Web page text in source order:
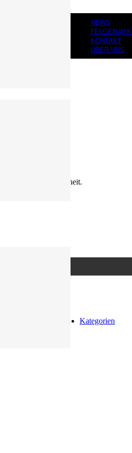
NEWS
FELGEN-WIKI
KONTAKT
ÜBER UNS
und Sicherheit.
Kategorien